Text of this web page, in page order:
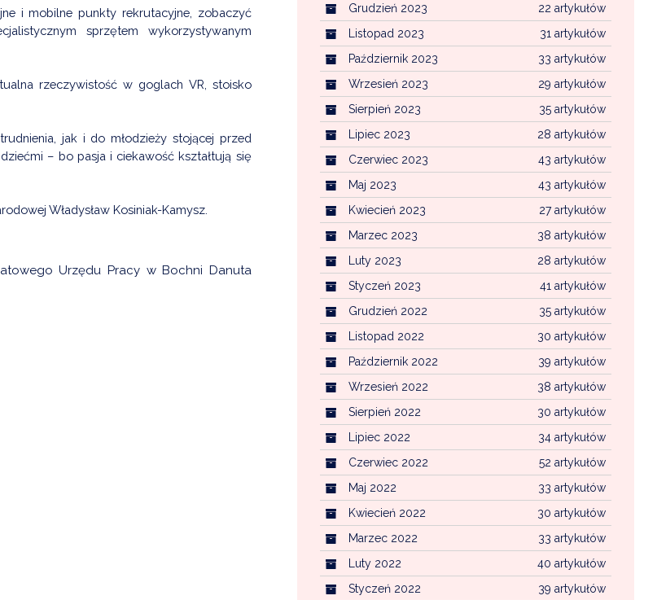
i mobilne punkty rekrutacyjne, zobaczyć
sprzętem wykorzystywanym
rzeczywistość w goglach VR, stoisko
jak i do młodzieży stojącej przed
– bo pasja i ciekawość kształtują się
Władysław Kosiniak-Kamysz.
Urzędu Pracy w Bochni Danuta
22 artykułów
Grudzień 2023
31 artykułów
Listopad 2023
33 artykułów
Październik 2023
29 artykułów
Wrzesień 2023
35 artykułów
Sierpień 2023
28 artykułów
Lipiec 2023
43 artykułów
Czerwiec 2023
43 artykułów
Maj 2023
27 artykułów
Kwiecień 2023
38 artykułów
Marzec 2023
28 artykułów
Luty 2023
41 artykułów
Styczeń 2023
35 artykułów
Grudzień 2022
30 artykułów
Listopad 2022
39 artykułów
Październik 2022
38 artykułów
Wrzesień 2022
30 artykułów
Sierpień 2022
34 artykułów
Lipiec 2022
52 artykułów
Czerwiec 2022
33 artykułów
Maj 2022
30 artykułów
Kwiecień 2022
33 artykułów
Marzec 2022
40 artykułów
Luty 2022
39 artykułów
Styczeń 2022